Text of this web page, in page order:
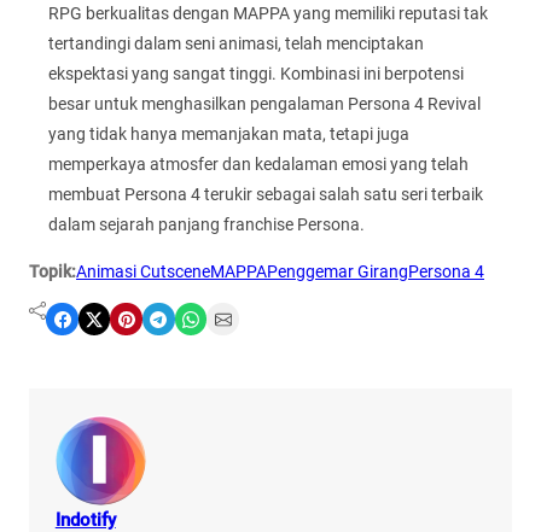
RPG berkualitas dengan MAPPA yang memiliki reputasi tak
tertandingi dalam seni animasi, telah menciptakan
ekspektasi yang sangat tinggi. Kombinasi ini berpotensi
besar untuk menghasilkan pengalaman Persona 4 Revival
yang tidak hanya memanjakan mata, tetapi juga
memperkaya atmosfer dan kedalaman emosi yang telah
membuat Persona 4 terukir sebagai salah satu seri terbaik
dalam sejarah panjang franchise Persona.
Topik:Animasi CutsceneMAPPAPenggemar GirangPersona 4
Share on Facebook Share on X Share on Pinterest Share on Telegram Share on WhatsApp Share on Email
Indotify